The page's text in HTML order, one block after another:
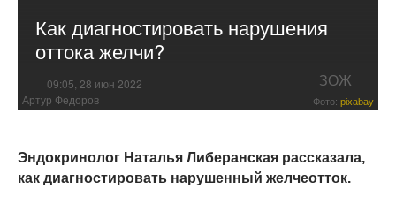
Как диагностировать нарушения
оттока желчи?
09:05, 28 июн 2022 ЗОЖ
Артур Федоров Фото: pixabay
Эндокринолог Наталья Либеранская рассказала,
как диагностировать нарушенный желчеотток.